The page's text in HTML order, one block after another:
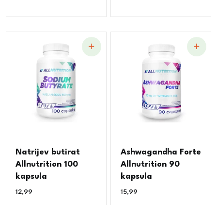
Natrijev butirat
Allnutrition 100
kapsula
12,99
Ashwagandha Forte
Allnutrition 90
kapsula
15,99